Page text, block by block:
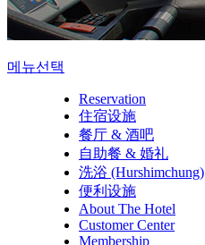
메뉴선택
Reservation
住宿设施
餐厅 & 酒吧
自助餐 & 婚礼
洗浴 (Hurshimchung)
便利设施
About The Hotel
Customer Center
Membership